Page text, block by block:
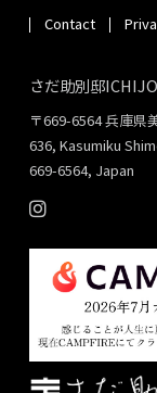
Contact
さだ助別邸ICHIJO
〒669-6564 兵庫県
636, Kasumiku
669-6564, Japan